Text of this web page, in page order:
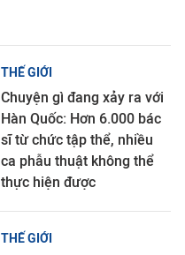
THẾ GIỚI
Chuyện gì đang xảy ra với
Hàn Quốc: Hơn 6.000 bác
sĩ từ chức tập thể, nhiều
ca phẫu thuật không thể
thực hiện được
THẾ GIỚI